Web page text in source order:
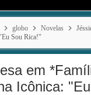
globo Novelas
Sou Rica!"
em
Icônica: